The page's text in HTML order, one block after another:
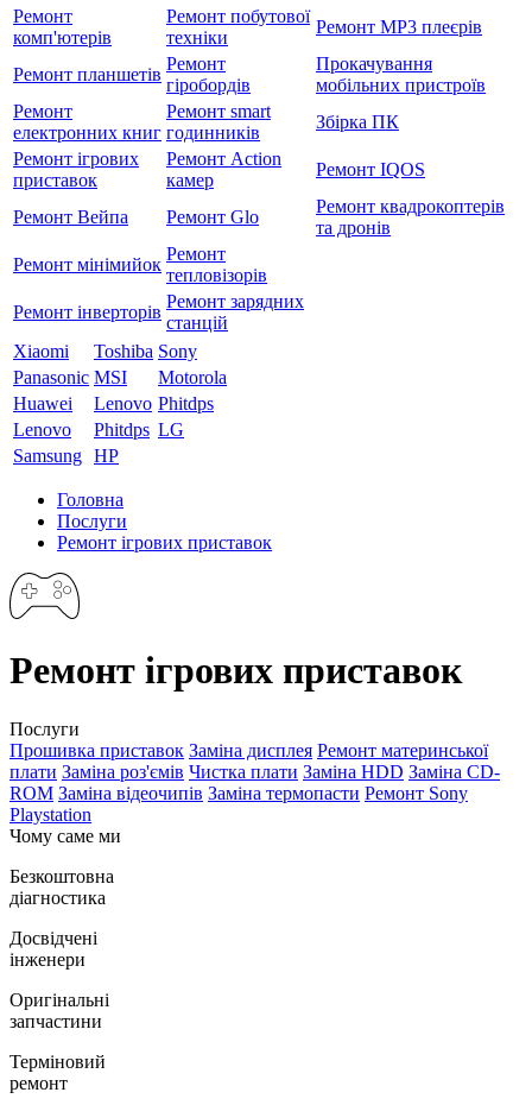
Ремонт
комп'ютерів
Ремонт побутової
техніки
Ремонт MP3 плеєрів
Ремонт планшетів
Ремонт
гіробордів
Прокачування
мобільних пристроїв
Ремонт
електронних книг
Ремонт smart
годинників
Збірка ПК
Ремонт ігрових
приставок
Ремонт Action
камер
Ремонт IQOS
Ремонт Вейпа Ремонт Glo
Ремонт квадрокоптерів
та дронів
Ремонт мiнiмийок
Ремонт
тепловізорів
Ремонт інверторів
Ремонт зарядних
станцій
Xiaomi
Toshiba Sony
Panasonic MSI
Motorola
Huawei
Lenovo Phitdps
Lenovo
Phitdps LG
Samsung HP
Головна
Послуги
Ремонт ігрових приставок
Ремонт ігрових приставок
Послуги
Прошивка приставок Заміна дисплея Ремонт материнської
плати Заміна роз'ємів Чистка плати Заміна HDD Заміна CD-
ROM Заміна відеочипів Заміна термопасти Ремонт Sony
Playstation
Чому саме ми
Безкоштовна
діагностика
Досвідчені
інженери
Оригінальні
запчастини
Терміновий
ремонт